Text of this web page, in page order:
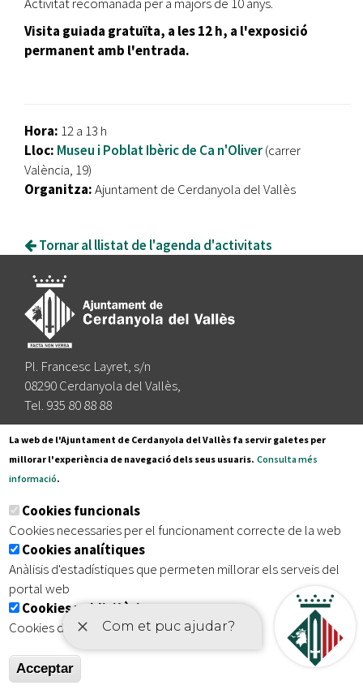
Visita guiada gratuïta, a les 12 h, a l'exposició
permanent amb l'entrada.
Hora: 12 a 13 h
Lloc: Museu i Poblat Ibèric de Ca n'Oliver(carrer
València, 19)
Organitza:Ajuntament de Cerdanyola del Vallès
Tornar al llistat de l'agenda d'activitats
Pl. Francesc Layret, s/n
08290 Cerdanyola del Vallès,
Tel. 935 80 88 88
Segueix-nos a:
Subscriu-te al nostre butlletí
Inici | Avís legal | Protecció de dades
| Accessibilitat
La web de l'Ajuntament de Cerdanyola del Vallès fa servir galetes per
millorar l'experiència de navegació dels seus usuaris. Consulta més
informació.
Cookies funcionals
Cookies necessaries per el funcionament correcte de la web
Cookies analítiques
Anàlisis d'estadístiques que permeten millorar els serveis del
portal web
Cookies publicitàries
Cookies de tercers amb finalitat publicitària
Acceptar